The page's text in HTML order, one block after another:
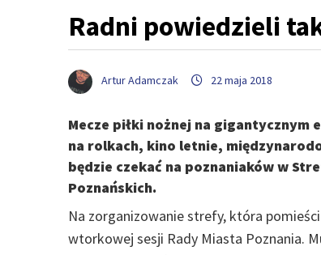
Radni powiedzieli
Artur Adamczak 22 maja 2018
Mecze piłki nożnej na
na rolkach, kino letnie,
będzie czekać na poznaniaków w
Poznańskich.
Na zorganizowanie strefy, która
wtorkowej sesji Rady Miasta Poznania.